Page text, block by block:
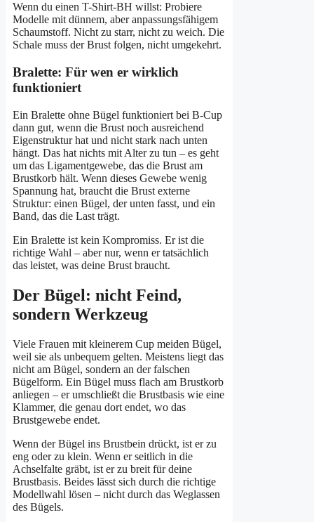
Wenn du einen T-Shirt-BH willst: Probiere
Modelle mit dünnem, aber anpassungsfähigem
Schaumstoff. Nicht zu starr, nicht zu weich. Die
Schale muss der Brust folgen, nicht umgekehrt.
Bralette: Für wen er wirklich
funktioniert
Ein Bralette ohne Bügel funktioniert bei B-Cup
dann gut, wenn die Brust noch ausreichend
Eigenstruktur hat und nicht stark nach unten
hängt. Das hat nichts mit Alter zu tun – es geht
um das Ligamentgewebe, das die Brust am
Brustkorb hält. Wenn dieses Gewebe wenig
Spannung hat, braucht die Brust externe
Struktur: einen Bügel, der unten fasst, und ein
Band, das die Last trägt.
Ein Bralette ist kein Kompromiss. Er ist die
richtige Wahl – aber nur, wenn er tatsächlich
das leistet, was deine Brust braucht.
Der Bügel: nicht Feind,
sondern Werkzeug
Viele Frauen mit kleinerem Cup meiden Bügel,
weil sie als unbequem gelten. Meistens liegt das
nicht am Bügel, sondern an der falschen
Bügelform. Ein Bügel muss flach am Brustkorb
anliegen – er umschließt die Brustbasis wie eine
Klammer, die genau dort endet, wo das
Brustgewebe endet.
Wenn der Bügel ins Brustbein drückt, ist er zu
eng oder zu klein. Wenn er seitlich in die
Achselfalte gräbt, ist er zu breit für deine
Brustbasis. Beides lässt sich durch die richtige
Modellwahl lösen – nicht durch das Weglassen
des Bügels.